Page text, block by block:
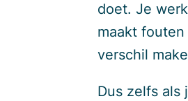
doet. Je
maakt
verschil
Dus zelfs als